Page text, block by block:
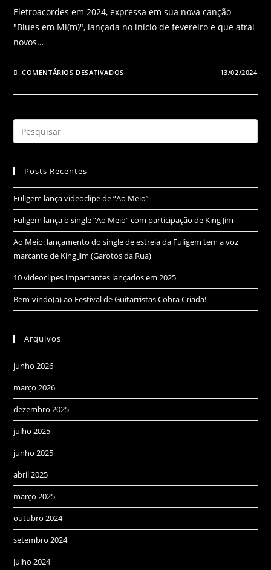
Eletroacordes em 2024, expressa em sua nova canção
"Blues em Mi(m)", lançada no início de fevereiro e que atrai
novos…
COMENTÁRIOS DESATIVADOS 13/02/2024
Posts Recentes
Fuligem lança videoclipe de “Ao Meio”
Fuligem lança o single “Ao Meio” com participação de King Jim
Ao Meio: lançamento do single de estreia da Fuligem tem a voz
marcante de King Jim (Garotos da Rua)
10 videoclipes impactantes lançados em 2025
Bem-vindo(a) ao Festival de Guitarristas Cobra Criada!
Arquivos
junho 2026
março 2026
dezembro 2025
julho 2025
junho 2025
abril 2025
março 2025
outubro 2024
setembro 2024
julho 2024